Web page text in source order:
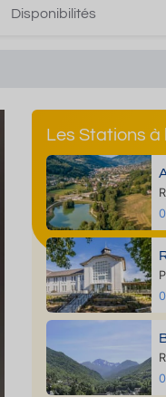
Disponibilités
Les Stations à